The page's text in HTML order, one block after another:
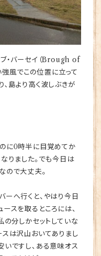
ブ・バーセイ（Brough of
強風でこの位置に立って
、島より高く波しぶきが
に0時半に目覚めてか
りました。でも今日は
ので大丈夫。
へ行くと、やはり今日
スを取るところには、
の分しかセットしていな
スは沢山おいてありまし
いですし、ある意味オス